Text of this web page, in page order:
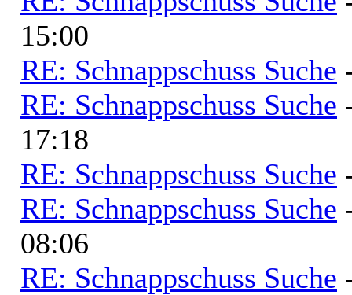
15:00
RE: Schnappschuss Suche
RE: Schnappschuss Suche
17:18
RE: Schnappschuss Suche
RE: Schnappschuss Suche
08:06
RE: Schnappschuss Suche